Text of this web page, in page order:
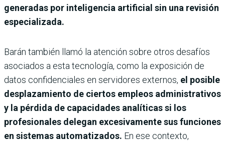
generadas por inteligencia artificial sin una revisión
especializada.
Barán también llamó la atención sobre otros desafíos
asociados a esta tecnología, como la exposición de
datos confidenciales en servidores externos, el posible
desplazamiento de ciertos empleos administrativos
y la pérdida de capacidades analíticas si los
profesionales delegan excesivamente sus funciones
en sistemas automatizados. En ese contexto,